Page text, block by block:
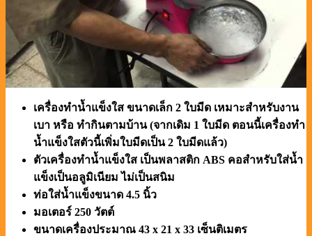
เครื่องทำน้ำแข็งใส ขนาดเล็ก 2 ใบมีด เหมาะสำหรับงาน
เบา หรือ ทำกินตามบ้าน (จากเดิม 1 ใบมีด ตอนนี้เครื่องทำ
น้ำแข็งใสตัวนี้เพิ่มใบมีดเป็น 2 ใบมีดแล้ว)
ตัวเครื่องทำน้ำแข็งใส เป็นพลาสติก ABS คอสำหรับใส่น้ำ
แข็งเป็นอลูมิเนียม ไม่เป็นสนิม
ท่อใส่น้ำแข็งขนาด 4.5 นิ้ว
มอเตอร์ 250 วัตต์
ขนาดเครื่องประมาณ 43 x 21 x 33 เซ็นติเมตร